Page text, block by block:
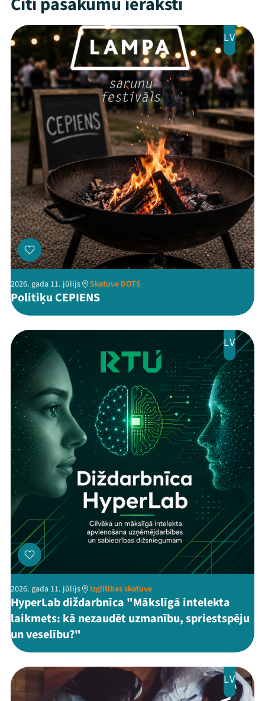
Ziedo
Veikals
Kontakti
ThreadsFacebook Instagram
Flick TikTok
LV
2026. gada 11. jūlijs Skatuve DOTS
Politiķu CEPIENS
LV
2026. gada 11. jūlijs Izglītības skatuve
HyperLab diždarbnīca "Mākslīgā intelekta
laikmets: kā nezaudēt uzmanību, spriestspēju
un veselību?"
LV